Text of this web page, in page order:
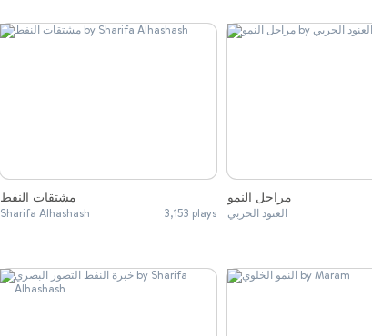
مشتقات النفط
Sharifa Alhashash 3,153 plays
مراحل النمو
العنود الحربي